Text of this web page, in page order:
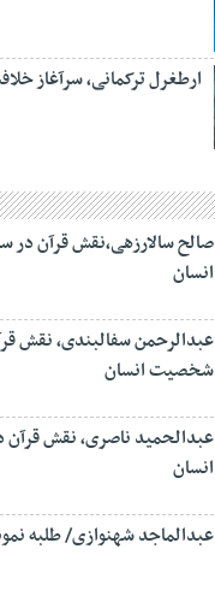
ارطغرل ترکمانی، سرآغاز
صالح سالارزهی،‌نقش قرآن
انسان
عبدالرحمن سفالبندی، نقش
شخصیت انسان
عبدالحمید ناصری، نقش
انسان
عبدالماجد شهنوازی/ طلبه